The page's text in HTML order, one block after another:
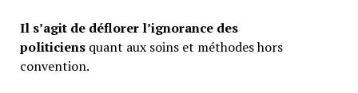
Il s’agit de déflorer l’ignorance des
politiciensquant aux soins et méthodes hors
convention.